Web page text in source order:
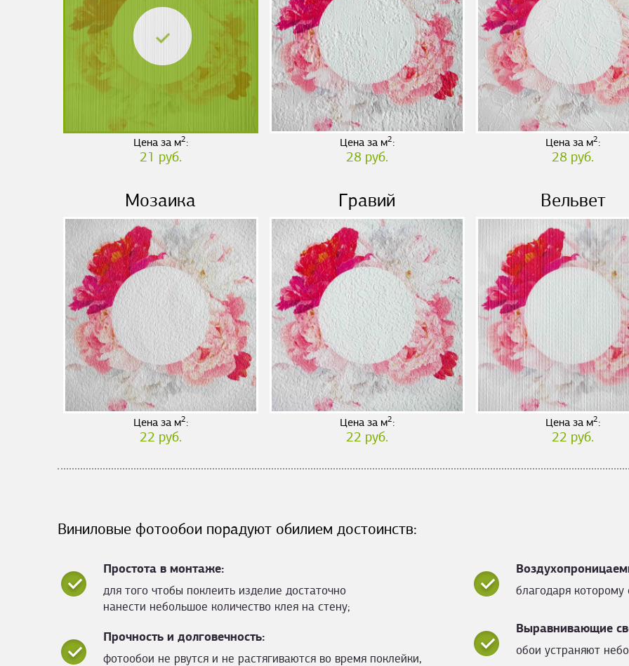
Цена за м2:
21 руб.
Цена за м2:
28 руб.
Цена за м2:
28 руб.
Мозаика
Цена за м2:
22 руб.
Гравий
Цена за м2:
22 руб.
Вельвет
Цена за м2:
22 руб.
Виниловые фотообои порадуют обилием достоинств:
Простота в монтаже:
для того чтобы поклеить изделие достаточно
нанести небольшое количество клея на стену;
благодаря
Выравнивающие
обои устраняют
Прочность и долговечность:
фотообои не рвутся и не растягиваются во время поклейки,